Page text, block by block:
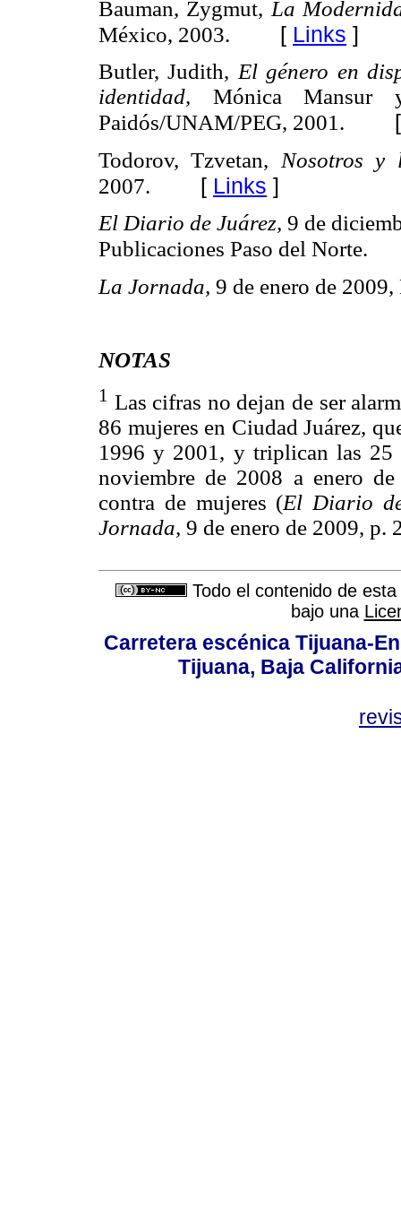
Bauman, Zygmut, La
México, 2003. [ Links ]
Butler, Judith,El género en
identidad, Mónica Mansur
Paidós/UNAM/PEG, 2001.
Todorov, Tzvetan, Nosotros
2007. [ Links ]
El Diario de Juárez, 9 de
Publicaciones Paso del Norte.
La Jornada, 9 de enero de
NOTAS
1 Las cifras no dejan de ser
86 mujeres en Ciudad Juárez,
1996 y 2001, y triplican las 25
noviembre de 2008 a enero
contra de mujeres (El Diario
Jornada, 9 de enero de 2009, p.
Todo el contenido de
bajo una
Carretera escénica Tijuana-
Tijuana, Baja